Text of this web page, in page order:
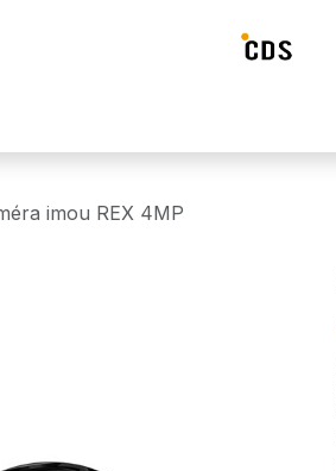
imou REX 4MP